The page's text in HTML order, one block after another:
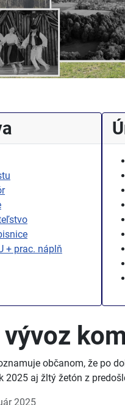
+ prac. náplň
občanom, že po
2025 aj žltý žetón z
2025